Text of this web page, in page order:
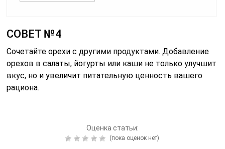
СОВЕТ №4
Сочетайте орехи с другими продуктами. Добавление
орехов в салаты, йогурты или каши не только улучшит
вкус, но и увеличит питательную ценность вашего
рациона.
Оценка статьи:
(пока оценок нет)